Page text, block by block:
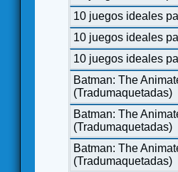
10 juegos ideales
10 juegos ideales
10 juegos ideales
Batman: The
(Tradumaquetadas)
Batman: The
(Tradumaquetadas)
Batman: The
(Tradumaquetadas)